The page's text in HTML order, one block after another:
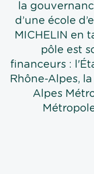
la
d’une école
MICHELIN en
pôle est
financeurs :
Rhône-Alpes,
Alpes